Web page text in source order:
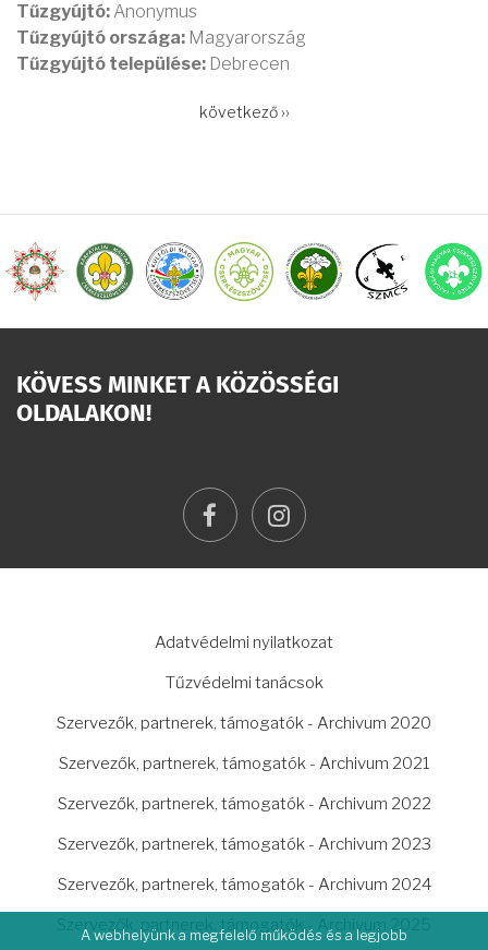
Tűzgyújtó: Anonymus
Tűzgyújtó országa: Magyarország
Tűzgyújtó települése: Debrecen
Következő
következő ››
KÖVESS MINKET A KÖZÖSSÉGI
OLDALAKON!
facebookinstagram
Adatvédelmi nyilatkozat
Tűzvédelmi tanácsok
Szervezők, partnerek, támogatók - Archivum 2020
Szervezők, partnerek, támogatók - Archivum 2021
Szervezők, partnerek, támogatók - Archivum 2022
Szervezők, partnerek, támogatók - Archivum 2023
Szervezők, partnerek, támogatók - Archivum 2024
Szervezők, partnerek, támogatók - Archivum 2025
A webhelyünk a megfelelő működés és a legjobb